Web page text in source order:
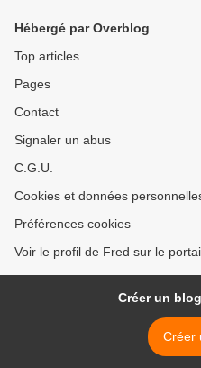
Hébergé par Overblog
Top articles
Pages
Contact
Signaler un abus
C.G.U.
Cookies et données
Préférences cookies
Voir le profil de Fred sur le
Créer un
Créer